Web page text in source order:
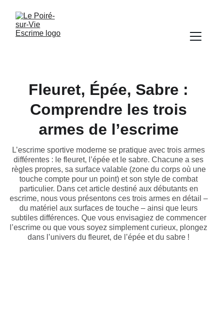
Fleuret, Épée, Sabre :
Comprendre les trois
armes de l’escrime
L’escrime sportive moderne se pratique avec trois armes
différentes : le fleuret, l’épée et le sabre. Chacune a ses
règles propres, sa surface valable (zone du corps où une
touche compte pour un point) et son style de combat
particulier. Dans cet article destiné aux débutants en
escrime, nous vous présentons ces trois armes en détail –
du matériel aux surfaces de touche – ainsi que leurs
subtiles différences. Que vous envisagiez de commencer
l’escrime ou que vous soyez simplement curieux, plongez
dans l’univers du fleuret, de l’épée et du sabre !